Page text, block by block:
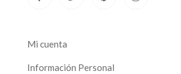
Mi cuenta
Información Personal